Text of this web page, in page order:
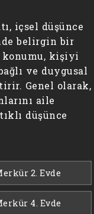
içsel düşünce
belirgin bir
konumu, kişiyi
ve duygusal
Genel olarak,
aile
düşünce
2. Evde
4. Evde